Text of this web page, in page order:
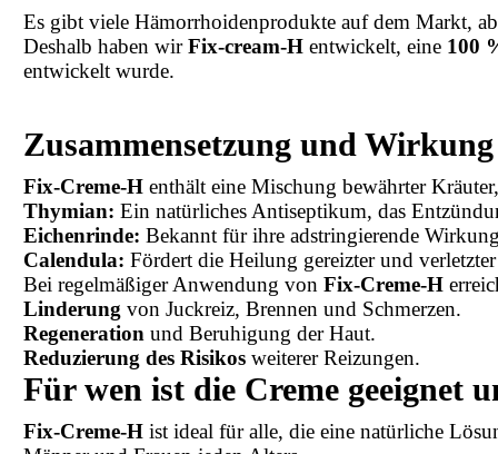
Es gibt viele Hämorrhoidenprodukte auf dem Markt,
Deshalb haben wirFix-cream-H entwickelt, eine 100
entwickelt wurde.
Zusammensetzung und Wirkung
Fix-Creme-H enthält eine Mischung bewährter
Thymian: Ein natürliches Antiseptikum, das
Eichenrinde: Bekannt für ihre adstringierende
Calendula: Fördert die Heilung gereizter und
Bei regelmäßiger Anwendung vonFix-Creme-H
Linderung von Juckreiz, Brennen und Schmerzen.
Regeneration und Beruhigung der Haut.
Reduzierung des Risikos weiterer Reizungen.
Für wen ist die Creme geeignet
Fix-Creme-H ist ideal für alle, die eine natürliche